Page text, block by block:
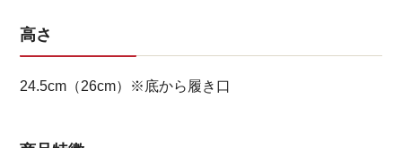
高さ
24.5cm（26cm）※底から履き口